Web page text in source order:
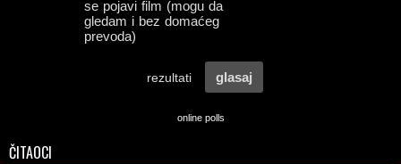
online polls
ČITAOCI